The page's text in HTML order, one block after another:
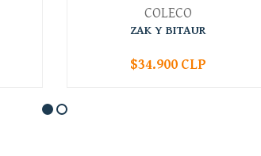
COLECO
ZAK Y BITAUR
+
$34.900 CLP